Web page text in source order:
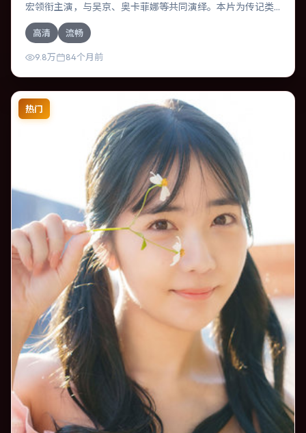
宏领衔主演，与吴京、奥卡菲娜等共同演绎。本片为传记类
型，主要班底与取景来自中国台湾。时间循环困住主角，每
一次醒来规则都在改变。影片整体气质压抑，节奏紧凑，人
物动机清晰，适合喜欢强情节与细腻表演的观众。
高清 流畅
9.8万 84个月前
热门